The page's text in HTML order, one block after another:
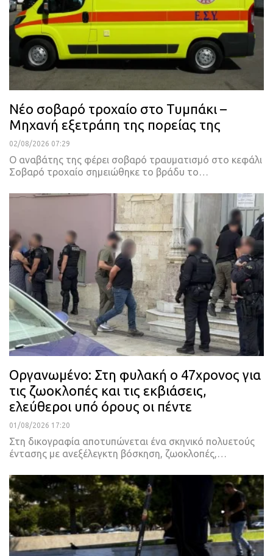
Νέο σοβαρό τροχαίο στο Τυμπάκι –
Μηχανή εξετράπη της πορείας της
02/08/2026 07:29
Ο αναβάτης της φέρει σοβαρό τραυματισμό στο κεφάλι
Σοβαρό τροχαίο σημειώθηκε το βράδυ το…
Οργανωμένο: Στη φυλακή ο 47χρονος για
τις ζωοκλοπές και τις εκβιάσεις,
ελεύθεροι υπό όρους οι πέντε
01/08/2026 17:20
Στη δικογραφία αποτυπώνεται ένα σκηνικό πολυετούς
έντασης με ανεξέλεγκτη βόσκηση, ζωοκλοπές,…